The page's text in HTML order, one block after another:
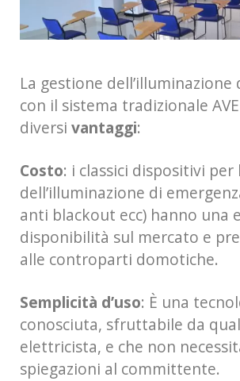
La gestione dell’illuminazione
con il sistema tradizionale
diversi vantaggi:
Costo: i classici dispositivi per
dell’illuminazione di
anti blackout ecc) hanno una
disponibilità sul mercato e
alle controparti domotiche.
Semplicità d’uso: È una
conosciuta, sfruttabile da
elettricista, e che non
spiegazioni al committente.